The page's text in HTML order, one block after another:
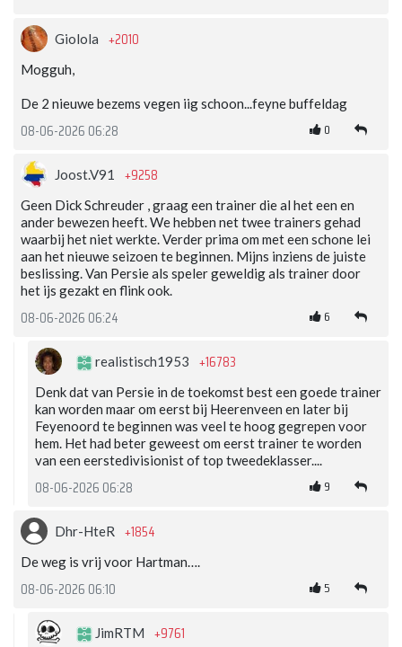
Giolola +2010
Mogguh,
De 2 nieuwe bezems vegen iig schoon...feyne buffeldag
08-06-2026 06:28 0
Joost.V91 +9258
Geen Dick Schreuder , graag een trainer die al het een en
ander bewezen heeft. We hebben net twee trainers gehad
waarbij het niet werkte. Verder prima om met een schone lei
aan het nieuwe seizoen te beginnen. Mijns inziens de juiste
beslissing. Van Persie als speler geweldig als trainer door
het ijs gezakt en flink ook.
08-06-2026 06:24 6
realistisch1953 +16783
Denk dat van Persie in de toekomst best een goede trainer
kan worden maar om eerst bij Heerenveen en later bij
Feyenoord te beginnen was veel te hoog gegrepen voor
hem. Het had beter geweest om eerst trainer te worden
van een eerstedivisionist of top tweedeklasser....
08-06-2026 06:28 9
Dhr-HteR +1854
De weg is vrij voor Hartman….
08-06-2026 06:10 5
JimRTM +9761